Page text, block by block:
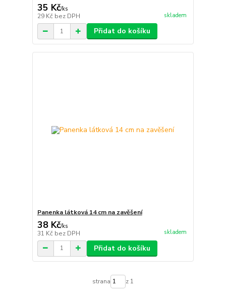
35 Kč/ks
29 Kč bez DPH skladem
Přidat do košíku
Panenka látková 14 cm na zavěšení
38 Kč/ks
31 Kč bez DPH skladem
Přidat do košíku
strana z 1